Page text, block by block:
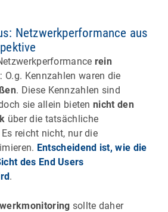
Netzwerkperformance aus
rein
: O.g. Kennzahlen waren die
. Diese Kennzahlen sind
sie allein bietennicht den
über die tatsächliche
reicht nicht, nur die
Entscheidend ist, wie die
des End Users
.
sollte daher